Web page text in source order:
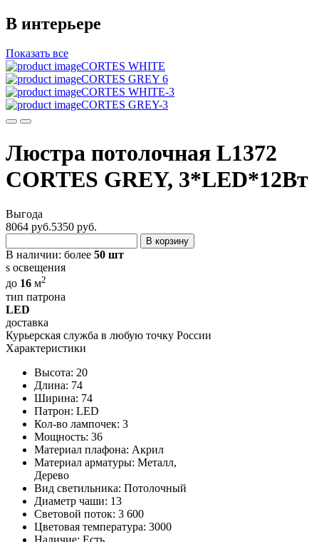
В интерьере
Показать все
CORTES WHITE
CORTES GREY 6
CORTES WHITE-3
CORTES GREY-3
Люстра потолочная L1372
CORTES GREY, 3*LED*12Вт
Выгода
8064 руб.5350 руб.
В корзину
В наличии: более 50 шт
s освещения
до 16 м2
тип патрона
LED
доставка
Курьерская служба в любую точку России
Характеристики
Высота: 20
Длина: 74
Ширина: 74
Патрон: LED
Кол-во лампочек: 3
Мощность: 36
Материал плафона: Акрил
Материал арматуры: Металл,
Дерево
Вид светильника: Потолочный
Диаметр чаши: 13
Световой поток: 3 600
Цветовая температура: 3000
Наличие: Есть